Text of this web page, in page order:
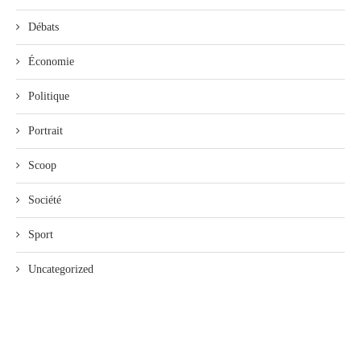
Débats
Économie
Politique
Portrait
Scoop
Société
Sport
Uncategorized